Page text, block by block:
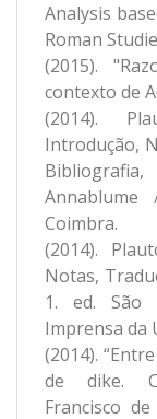
Analysis
Roman
(2015).
contexto de
(2014).
Introdução,
Coimbra.
(2014).
Notas,
1. ed. São
Imprensa da
(2014).
de dike.
Francisco